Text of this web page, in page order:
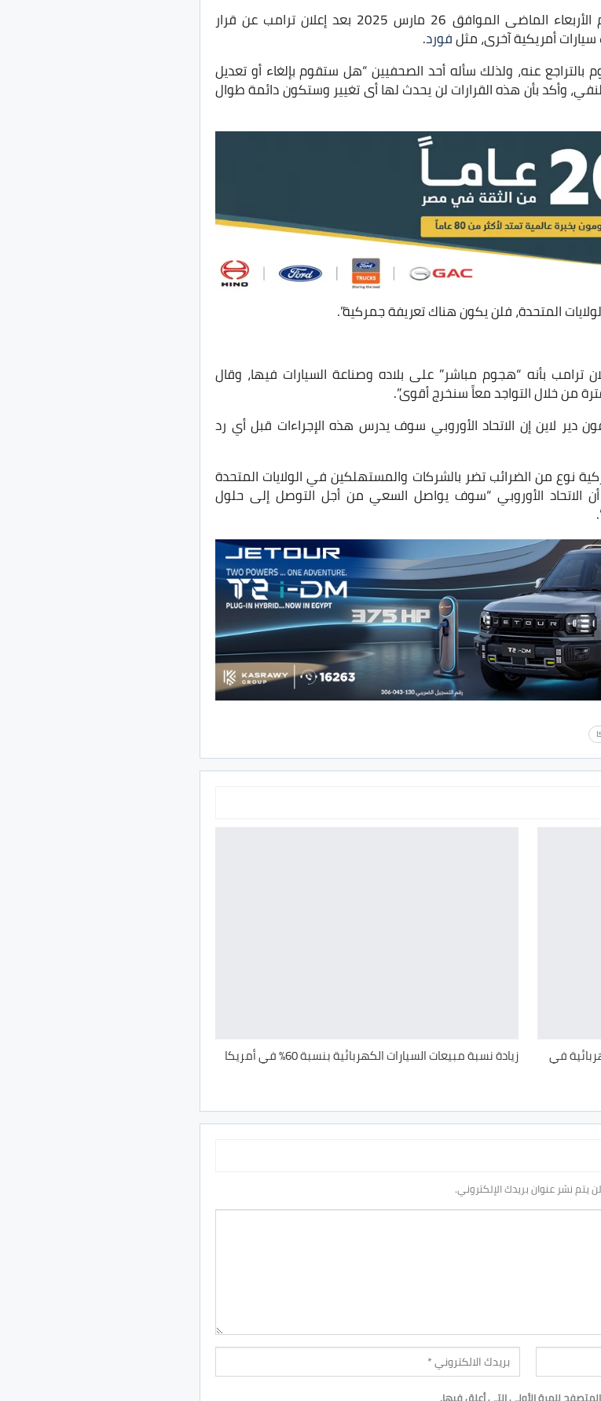
إنخفض سهم جنرال موتورز بحوالى 3% يوم الأربعاء الماضى الموافق 26 مارس 2025 بعد إعلان ترامب عن قرار
أمريكية آخرى، مثلفورد.
عنه، ولذلك سأله أحد الصحفيين “هل ستقوم بإلغاء أو تعديل
وأكد بأن هذه القرارات لن يحدث لها أى تغيير وستكون دائمة طوال
المتحدة، فلن يكون هناك تعريفة جمركية”.
ترامب بأنه “هجوم مباشر” على بلاده وصناعة السيارات فيها، وقال
من خلال التواجد معاً سنخرج أقوى”.
دير لاين إن الاتحاد الأوروبي سوف يدرس هذه الإجراءات قبل أي رد
نوع من الضرائب تضر بالشركات والمستهلكين في الولايات المتحدة
الاتحاد الأوروبي “سوف يواصل السعي من أجل التوصل إلى حلول
كهربائية في زيادة نسبة مبيعات السيارات الكهربائية بنسبة 60% في أمريكا
لن يتم نشر عنوان بريدك الإلكتروني.